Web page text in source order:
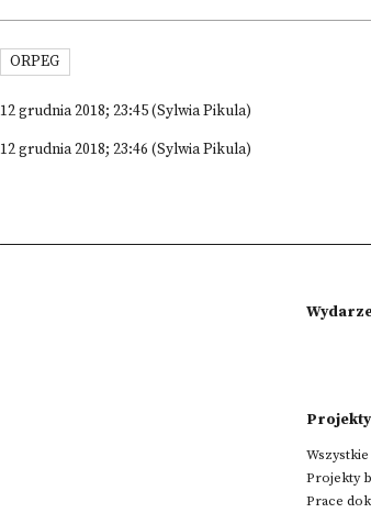
ORPEG
12 grudnia 2018; 23:45 (Sylwia Pikula)
12 grudnia 2018; 23:46 (Sylwia Pikula)
Wszystkie
Projekty
Prace